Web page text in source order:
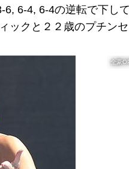
6-4, 6-4の逆転で下し
ックと２２歳のプチン
全豪